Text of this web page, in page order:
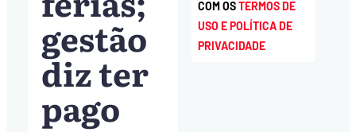
gestão
diz ter
pago
COM OSTERMOS DE
USO E POLÍTICA DE
PRIVACIDADE